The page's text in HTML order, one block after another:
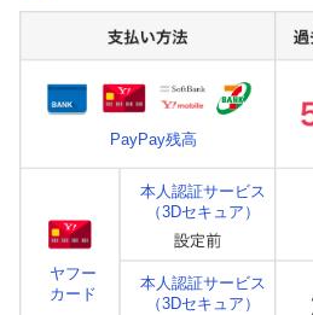
PayPay残高
ヤフー
カード
本人認証サービス
（3Dセキュア）
本人認証サービス
（3Dセキュア）